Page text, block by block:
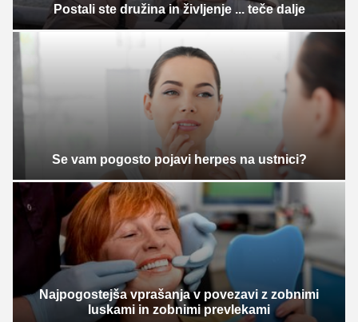
Postali ste družina in življenje ... teče dalje
Se vam pogosto pojavi herpes na ustnici?
Najpogostejša vprašanja v povezavi z zobnimi
luskami in zobnimi prevlekami